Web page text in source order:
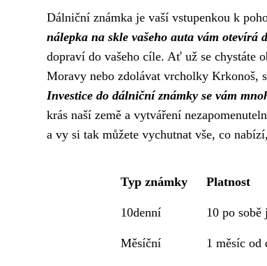
Dálniční známka je vaší vstupenkou k
nálepka na skle vašeho auta vám
dopraví do vašeho cíle. Ať už se chystáte
Moravy nebo zdolávat vrcholky Krkonoš,
Investice do dálniční známky se vám
krás naší země a vytváření
a vy si tak můžete vychutnat vše, co
Typ známky Platnost
10denní 10 po
Měsíční 1 měsíc od